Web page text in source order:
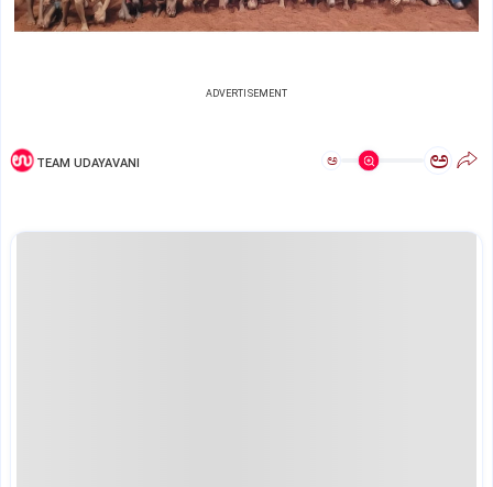
ADVERTISEMENT
TEAM UDAYAVANI ಅ ಅ